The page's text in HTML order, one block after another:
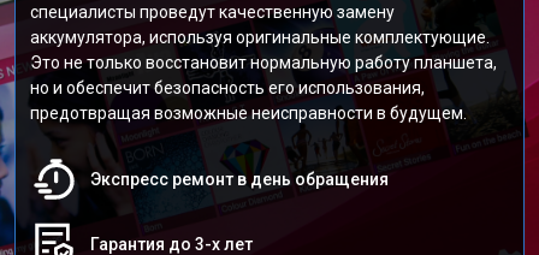
специалисты проведут качественную замену
аккумулятора, используя оригинальные комплектующие.
Это не только восстановит нормальную работу планшета,
но и обеспечит безопасность его использования,
предотвращая возможные неисправности в будущем.
Экспресс ремонт в день обращения
Гарантия до 3-х лет